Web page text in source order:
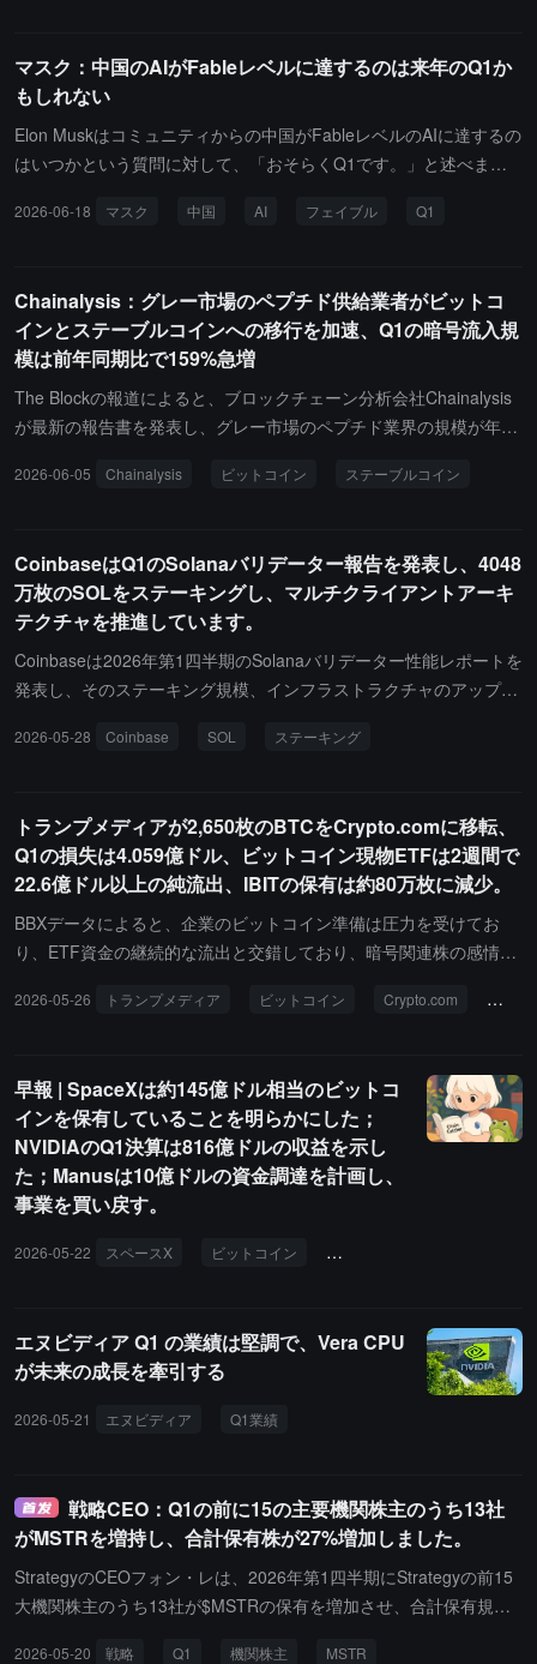
ル、9%）とNexo（18億ドル、8%）が続きます。市場シェアはMa
ple、Nexo、Coinbaseに移行しており、三者はそれぞれ当四半期に
1.0、0.5、0.7ポイントの成長を記録しました。CoinbaseとMaple
の貸出規模は前四半期比で約6%増加し、Nexoは近く1%の成長を記
その他の機関は貸出規模が縮小しており、Galaxy Digital（-21%）
マスク：中国のAIがFableレベルに達するのは来年のQ1か
もしれない
Elon Muskはコミュニティからの中国がFableレベルのAIに達するの
はいつかという質問に対して、「おそらくQ1です。」と述べまし
デルと約7ヶ月の差があり、全体的にOpus 4.7-4.8レベルにあると
される可能性があります。
2026-06-18 マスク 中国 AI フェイブル Q1
Chainalysis：グレー市場のペプチド供給業者がビットコ
インとステーブルコインへの移行を加速、Q1の暗号流入規
模は前年同期比で159%急増
The Blockの報道によると、ブロックチェーン分析会社Chainalysis
が最新の報告書を発表し、グレー市場のペプチド業界の規模が年率
ルコインを主要な決済手段として採用する速度を加速させているこ
ました。従来の銀行やクレジットカードの支払いチャネルが処方薬
レベルの化合物や未規制物質に対して一般的に禁止を設けているた
め、多くの中国の化学品製造業者は取引を完了するために暗号通貨
に依存するようになり、その中でも高額な注文は特に価格変動リス
クを回避するためにステーブルコインを好んで使用しています。
2026-06-05 Chainalysis ビットコイン ステーブルコイン
CoinbaseはQ1のSolanaバリデーター報告を発表し、4048
万枚のSOLをステーキングし、マルチクライアントアーキ
テクチャを推進しています。
Coinbaseは2026年第1四半期のSolanaバリデーター性能レポートを
発表し、そのステーキング規模、インフラストラクチャのアップグ
中で、CoinbaseはSolanaネットワーク上で約4048万枚のSOLをス
ほぼゼロダウンタイム（ZDD）アップグレードメカニズムを実現し
たことも指摘されており、ホットスワップと二重署名保護を通じ
て、バリデーターの更新プロセスがネットワークの安全性と安定性
に影響を与えないようにしています。また、Harmonic、Jito、JitoB
AM、Firedancer、Rakuraiなどの複数のクライアントシステムをサ
ンスを強化し、単一のスケジューリング戦略による集中化リスクを
2026-05-28 Coinbase SOL ステーキング
トランプメディアが2,650枚のBTCをCrypto.comに移転、
Q1の損失は4.059億ドル、ビットコイン現物ETFは2週間で
22.6億ドル以上の純流出、IBITの保有は約80万枚に減少。
BBXデータによると、企業のビットコイン準備は圧力を受けてお
り、ETF資金の継続的な流出と交錯しており、暗号関連株の感情は
& Technology Group, Corp. (NASDAQ: $DJT) は5月22日に2,650枚
い」とされ、取引戦略の拡張の一部ですが、実際の処分方法は報道
時点では未確認です。オンチェーンデータによると、資金はCrypto.
com取引所のアドレスに到達しています。以前、会社は約4ヶ月前
に2,000枚のBTC（約1.75億ドル）をCrypto.comに移転しており、
Q1 2026の財務報告（5月9日、CoinDesk）では、3月31日時点で会
コスト約11.3億ドル）であることが示されています。今回の2,650
89枚のBTC（約5.32億ドル）となっています。Q1の財務報告で
は、純損失は4.059億ドル（前年同期は3,170万ドルの損失）、収益
はわずか871,200ドルでした。会社は元々11,542枚のBTCを購入し
ており、平均価格は約118,522ドル、総購入コストは約13.7億ドル
ナの3つのETF申請を撤回しました。アメリカのビットコイン現物E
TFは、5月23日までの2週間で22.6億ドルを超える純流出を記録
し、以前の7週間連続の純流入の勢いを終わらせました。この期間
中、ビットコインは約82,500ドル（5月6日の最近の高値）から74,3
05ドル（5月23日）に下落し、約10%の下落を記録し、4月20日以
来の最低値を更新しました。BlackRock, Inc. (NYSE: $BLK) のiShar
2026-05-26 トランプメディア ビットコイン Crypto.com Q1の
早報 | SpaceXは約145億ドル相当のビットコ
インを保有していることを明らかにした；
NVIDIAのQ1決算は816億ドルの収益を示し
た；Manusは10億ドルの資金調達を計画し、
事業を買い戻す。
2026-05-22 スペースX ビットコイン エヌビディア
エヌビディア Q1 の業績は堅調で、Vera CPU
が未来の成長を牽引する
2026-05-21 エヌビディア Q1業績
戦略CEO：Q1の前に15の主要機関株主のうち13社
がMSTRを増持し、合計保有株が27%増加しました。
StrategyのCEOフォン・レは、2026年第1四半期にStrategyの前15
大機関株主のうち13社が$MSTRの保有を増加させ、合計保有規模
2026-05-20 戦略 Q1 機関株主 MSTR